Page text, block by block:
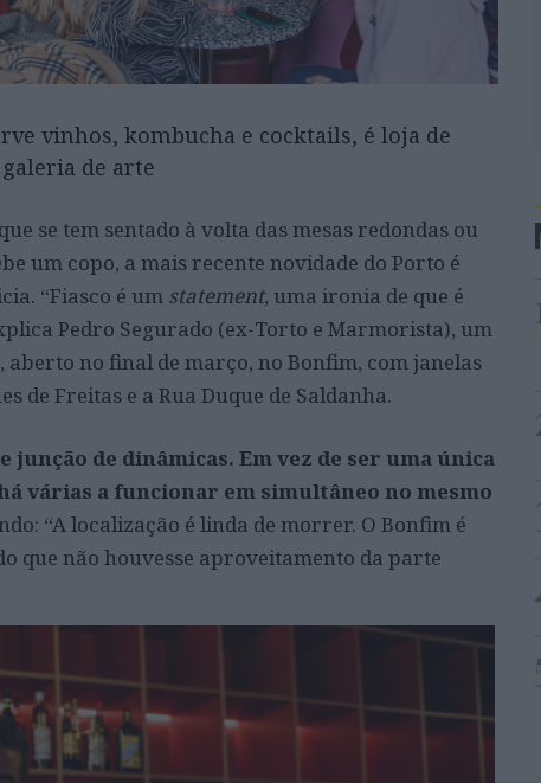
vinhos, kombucha e cocktails, é loja de
de arte
se tem sentado à volta das mesas redondas ou
um copo, a mais recente novidade do Porto é
“Fiasco é um statement, uma ironia de que é
Pedro Segurado (ex-Torto e Marmorista), um
aberto no final de março, no Bonfim, com janelas
de Freitas e a Rua Duque de Saldanha.
junção de dinâmicas. Em vez de ser uma única
várias a funcionar em simultâneo no mesmo
“A localização é linda de morrer. O Bonfim é
que não houvesse aproveitamento da parte